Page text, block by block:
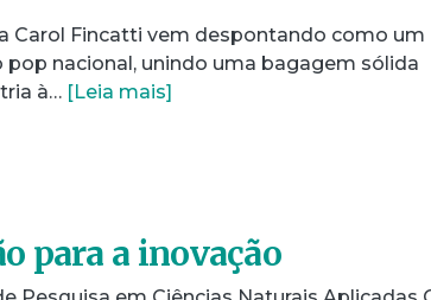
Carol Fincatti vem despontando como um
nacional, unindo uma bagagem sólida
à… [Leia mais]
para a inovação